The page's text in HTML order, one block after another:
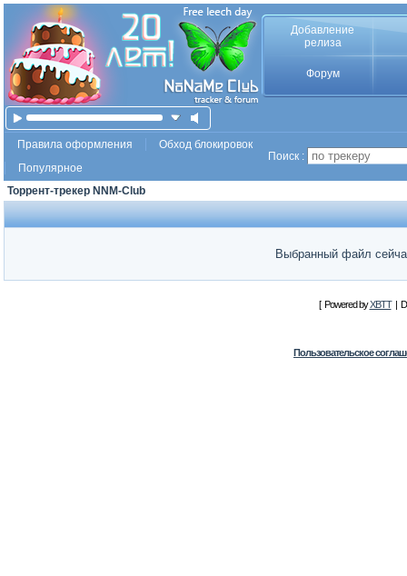
Добавление
релиза
Форум
Правила оформления
Обход блокировок
Популярное
Поиск :
Торрент-трекер NNM-Club
Выбранный файл
[ Powered byXBTT|
Пользовательское